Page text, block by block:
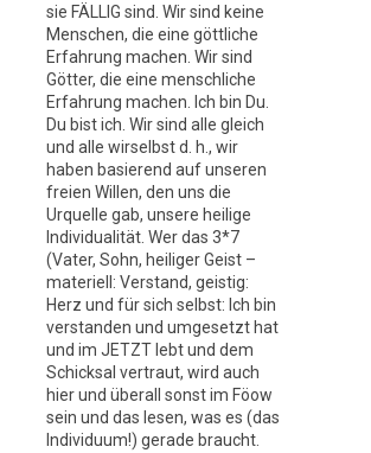
sie FÄLLIG sind. Wir sind keine
Menschen, die eine göttliche
Erfahrung machen. Wir sind
Götter, die eine menschliche
Erfahrung machen. Ich bin Du.
Du bist ich. Wir sind alle gleich
und alle wirselbst d. h., wir
haben basierend auf unseren
freien Willen, den uns die
Urquelle gab, unsere heilige
Individualität. Wer das 3*7
(Vater, Sohn, heiliger Geist –
materiell: Verstand, geistig:
Herz und für sich selbst: Ich bin
verstanden und umgesetzt hat
und im JETZT lebt und dem
Schicksal vertraut, wird auch
hier und überall sonst im Föow
sein und das lesen, was es (das
Individuum!) gerade braucht.